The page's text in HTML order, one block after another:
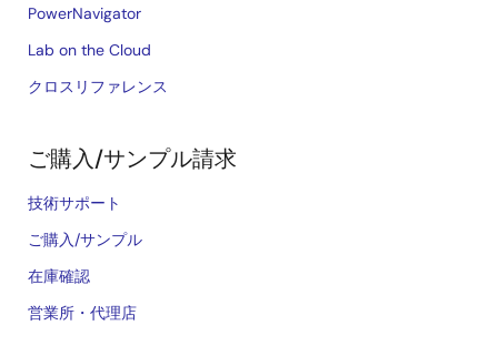
PowerNavigator
Lab on the Cloud
クロスリファレンス
ご購入/サンプル請求
技術サポート
ご購入/サンプル
在庫確認
営業所・代理店